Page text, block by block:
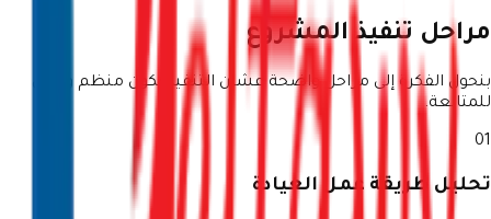
مراحل تنفيذ المشروع
بنحول الفكرة إلى مراحل واضحة عشان التنفيذ يكون منظم وقابل
للمتابعة.
01
تحليل طريقة عمل العيادة